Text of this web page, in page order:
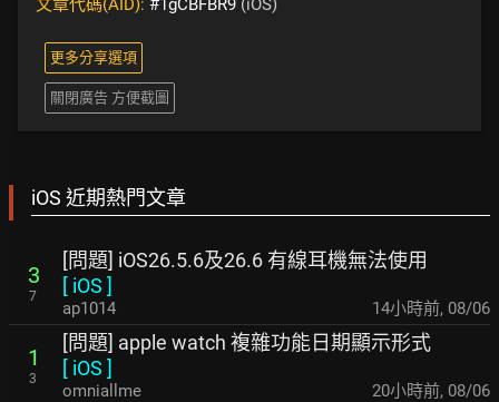
文章代碼(AID): #1gCBFBR9 (iOS)
更多分享選項
關閉廣告 方便截圖
iOS 近期熱門文章
3
7
[問題] iOS26.5.6及26.6 有線耳機無法使用
[ iOS ]
ap1014 14小時前, 08/06
1
3
[問題] apple watch 複雜功能日期顯示形式
[ iOS ]
omniallme 20小時前, 08/06